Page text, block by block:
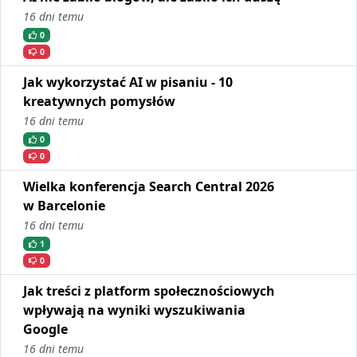
16 dni temu
0
0
Jak wykorzystać AI w pisaniu - 10
kreatywnych pomysłów
16 dni temu
0
0
Wielka konferencja Search Central 2026
w Barcelonie
16 dni temu
1
0
Jak treści z platform społecznościowych
wpływają na wyniki wyszukiwania
Google
16 dni temu